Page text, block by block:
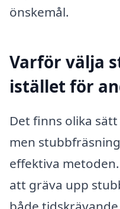
önskemål.
Varför välja
istället för
Det finns olika
men
effektiva
att gräva upp